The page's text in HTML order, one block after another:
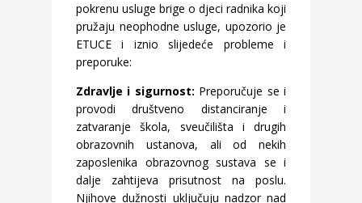
pokrenu usluge brige o djeci radnika koji
pružaju neophodne usluge, upozorio je
ETUCE i iznio slijedeće probleme i
preporuke:
Zdravlje i sigurnost: Preporučuje se i
provodi društveno distanciranje i
zatvaranje škola, sveučilišta i drugih
obrazovnih ustanova, ali od nekih
zaposlenika obrazovnog sustava se i
dalje zahtijeva prisutnost na poslu.
Njihove dužnosti uključuju nadzor nad